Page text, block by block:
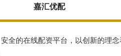
嘉汇优配
全的在线配资平台，以创新的理